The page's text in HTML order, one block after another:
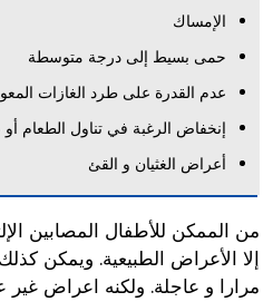
الإمساك
حمى بسيط إلى درجة متوسطة
عدم القدرة على طرد الغازات
إنخفاض الرغبة في تناول الطعام
أعراض الغثيان و القئ
من الممكن للأطفال المصابين
إلا الأعراض الطبيعية. ويمكن
مرارا و عاجلة. ولكنه اعراض